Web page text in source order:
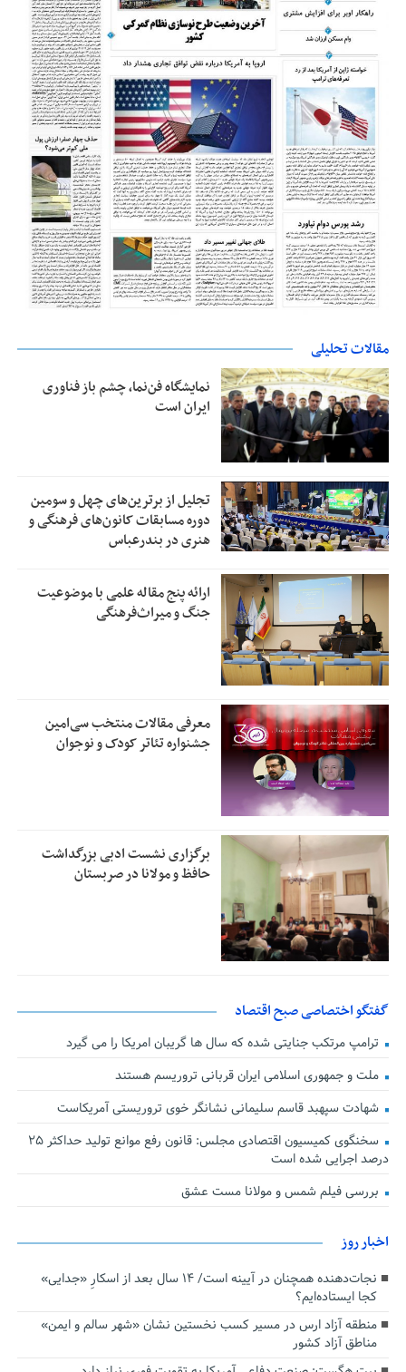
مقالات تحلیلی
نمایشگاه فن‌نما، چشم باز فناوری
ایران است
تجلیل از بر‌ترین‌های چهل و سومین
دوره مسابقات کانون‌های فرهنگی و
هنری در بندرعباس
ارائه پنج مقاله علمی با موضوعیت
جنگ و میراث‌فرهنگی
معرفی مقالات منتخب سی‌امین
جشنواره تئاتر کودک و نوجوان
برگزاری نشست ادبی بزرگداشت
حافظ و مولانا در صربستان
گفتگو اختصاصی صبح اقتصاد
ترامپ مرتکب جنایتی شده که سال ها گریبان امریکا را می گیرد
ملت و جمهوری اسلامی ایران قربانی تروریسم هستند
شهادت سپهبد قاسم سلیمانی نشانگر خوی تروریستی آمریکاست
سخنگوی کمیسیون اقتصادی مجلس: قانون رفع موانع تولید حداکثر ۲۵
درصد اجرایی شده است
بررسی فیلم شمس و مولانا مست عشق
اخبار روز
نجات‌دهنده‌ همچنان در آیینه است/ ۱۴ سال بعد از اسکارِ «جدایی»
کجا ایستاده‌ایم؟
منطقه آزاد ارس در مسیر کسب نخستین نشان «شهر سالم و ایمن»
مناطق آزاد کشور